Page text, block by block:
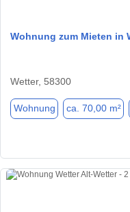
Wohnung zum Mieten in
Wetter, 58300
Wohnung ca. 70,00 m²